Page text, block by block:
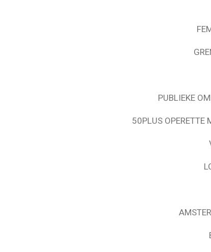
PUBLIEKE
50PLUS OPERETTE